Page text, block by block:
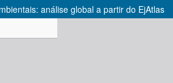
análise global a partir do EjAtlas